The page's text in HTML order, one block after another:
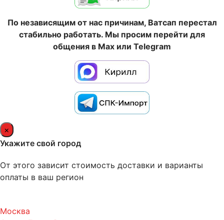
По независящим от нас причинам, Ватсап перестал
стабильно работать. Мы просим перейти для
общения в Max или Telegram
×
Укажите свой город
От этого зависит стоимость доставки и варианты
оплаты в ваш регион
Москва